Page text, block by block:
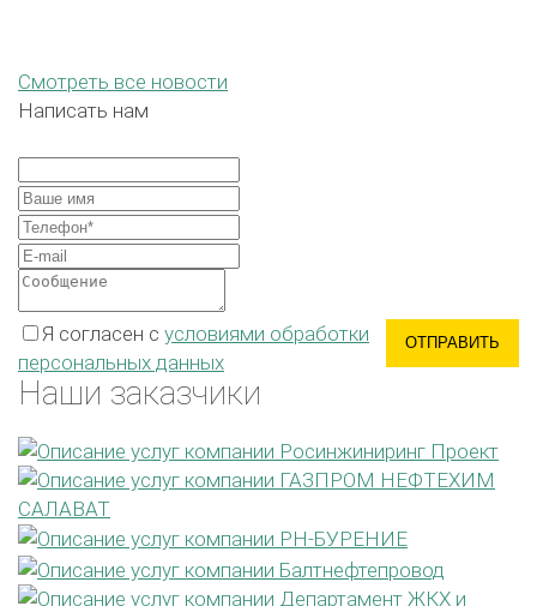
Смотреть все новости
Написать нам
ОТПРАВИТЬ
Я согласен с условиями обработки
персональных данных
Наши заказчики